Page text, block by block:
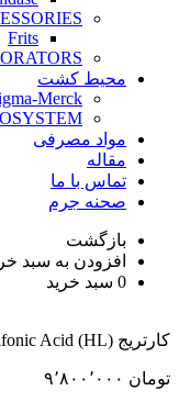
Frits
محیط کشت
Merck
مواد مصرفی
مقاله
تماس با ما
صحنه جرم
بازگشت
افزودن به سبد
0 سبد خرید
کارتریج CLEAN-UP Benzenesulfonic Acid (HL)
تومان